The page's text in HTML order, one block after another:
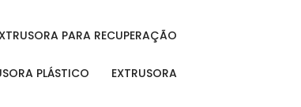
EXTRUSORA PARA RECUPERAÇÃO
PLÁSTICO EXTRUSORA